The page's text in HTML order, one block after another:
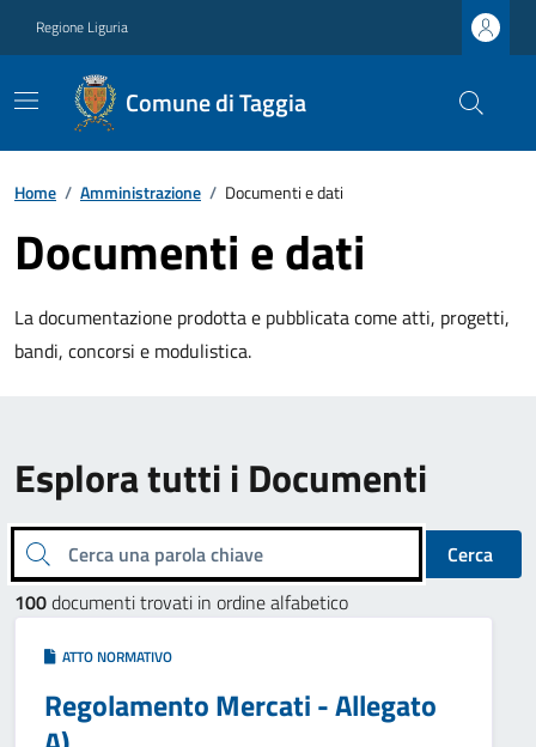
Regione Liguria
Comune di Taggia
Home / Amministrazione / Documenti e dati
Documenti e dati
La documentazione prodotta e pubblicata come atti, progetti,
bandi, concorsi e modulistica.
Esplora tutti i Documenti
Cerca una parola chiave
Cerca
100documenti trovati in ordine alfabetico
ATTO NORMATIVO
Regolamento Mercati - Allegato